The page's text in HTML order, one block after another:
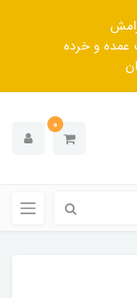
و خرده
0